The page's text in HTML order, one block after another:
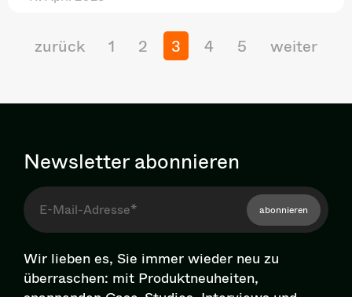
zurück 1 2 3 4 5 weiter
Newsletter abonnieren
abonnieren
Wir lieben es, Sie immer wieder neu zu
überraschen: mit Pro­dukt­neu­hei­ten,